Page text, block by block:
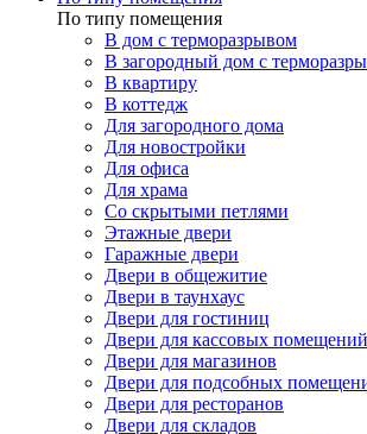
По типу помещения
В дом с терморазрывом
В загородный дом с
В квартиру
В коттедж
Для загородного дома
Для новостройки
Для офиса
Для храма
Со скрытыми петлями
Этажные двери
Гаражные двери
Двери в общежитие
Двери в таунхаус
Двери для гостиниц
Двери для кассовых помещений
Двери для магазинов
Двери для подсобных
Двери для ресторанов
Двери для складов